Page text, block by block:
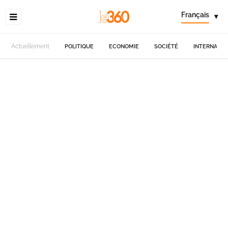
Français ▾
Actuellement POLITIQUE ECONOMIE SOCIÉTÉ